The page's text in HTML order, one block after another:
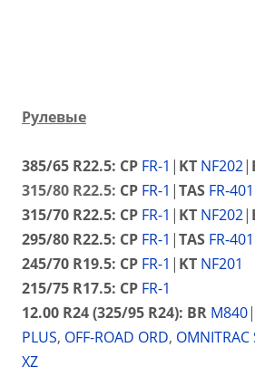
Рулевые
385/65 R22.5: CP FR-1 | KT NF202|
315/80 R22.5: CP FR-1 |TAS FR-401
315/70 R22.5: CP FR-1 | KT NF202|
295/80 R22.5: CP FR-1 |TAS FR-401
245/70 R19.5: CP FR-1 | KT NF201
215/75 R17.5: CP FR-1
12.00 R24 (325/95 R24): BR M840|
PLUS, OFF-ROAD ORD, OMNITRAC
XZ